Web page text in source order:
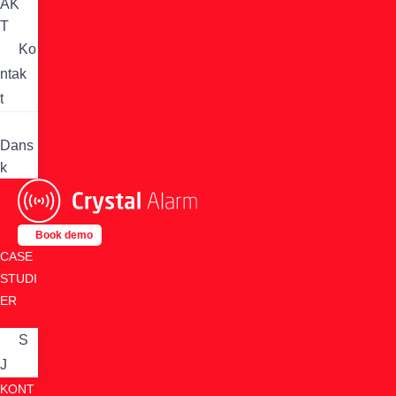
AK
T
Ko
ntak
t
Dans
k
Book demo
CASE
STUDI
ER
S
J
KONT